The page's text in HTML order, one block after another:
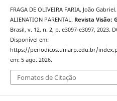
FRAGA DE OLIVEIRA FARIA, João
ALIENATION PARENTAL. Revista Visão:
Brasil, v. 12, n. 2, p. e3097-e3097, 2023.
Disponível em:
https://periodicos.uniarp.edu.br/
em: 5 ago. 2026.
Fomatos de Citação